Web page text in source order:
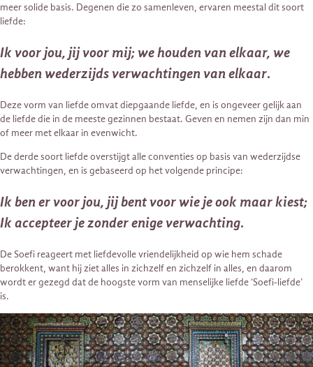
meer solide basis. Degenen die zo samenleven, ervaren meestal dit soort
liefde:
Ik voor jou, jij voor mij; we houden van elkaar, we
hebben wederzijds verwachtingen van elkaar.
Deze vorm van liefde omvat diepgaande liefde, en is ongeveer gelijk aan
de liefde die in de meeste gezinnen bestaat. Geven en nemen zijn dan min
of meer met elkaar in evenwicht.
De derde soort liefde overstijgt alle conventies op basis van wederzijdse
verwachtingen, en is gebaseerd op het volgende principe:
Ik ben er voor jou, jij bent voor wie je ook maar kiest;
Ik accepteer je zonder enige verwachting.
De Soefi reageert met liefdevolle vriendelijkheid op wie hem schade
berokkent, want hij ziet alles in zichzelf en zichzelf in alles, en daarom
wordt er gezegd dat de hoogste vorm van menselijke liefde ‘Soefi-liefde’
is.